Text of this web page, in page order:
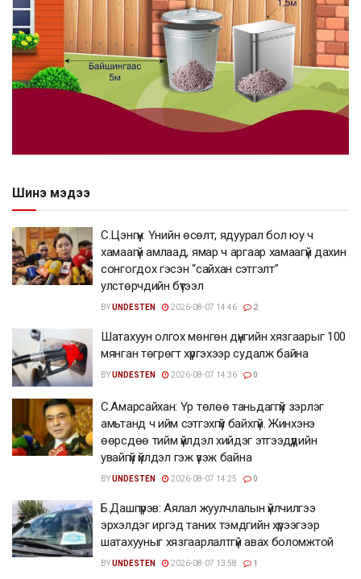
Шинэ мэдээ
С.Цэнгүүн: Үнийн өсөлт, ядуурал бол юу ч
хамаагүй амлаад, ямар ч аргаар хамаагүй дахин
сонгогдох гэсэн “сайхан сэтгэлт”
улстөрчдийн бүтээл
BYUNDESTEN 2026-08-07 14:46 2
Шатахуун олгох мөнгөн дүнгийн хязгаарыг 100
мянган төгрөгт хүргэхээр судалж байна
BYUNDESTEN 2026-08-07 14:36 0
С.Амарсайхан: Үр төлөө таньдаггүй зэрлэг
амьтанд ч ийм сэтгэхгүй байхгүй. Жинхэнэ
өөрсдөө тийм үйлдэл хийдэг этгээдүүдийн
увайгүй үйлдэл гэж үзэж байна
BYUNDESTEN 2026-08-07 14:25 0
Б.Дашпүрэв: Аялал жуулчлалын үйлчилгээ
эрхэлдэг иргэд таних тэмдгийн хүрээгээр
шатахууныг хязгаарлалтгүй авах боломжтой
BYUNDESTEN 2026-08-07 13:58 1